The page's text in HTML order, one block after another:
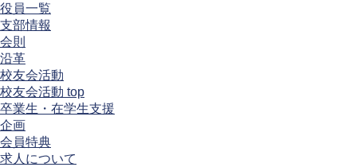
役員一覧
支部情報
会則
沿革
校友会活動
校友会活動 top
卒業生・在学生支援
企画
会員特典
求人について